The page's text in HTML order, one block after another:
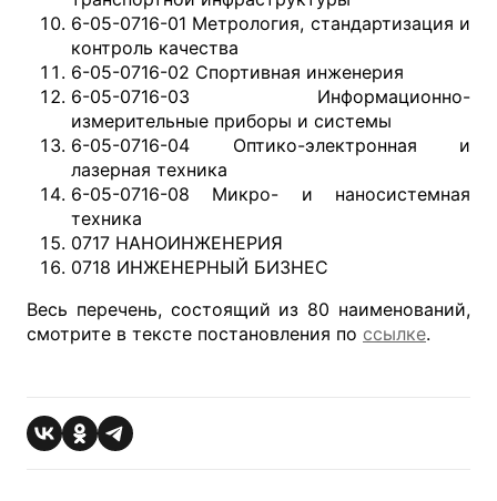
6-05-0716-01 Метрология, стандартизация и
контроль качества
6-05-0716-02 Спортивная инженерия
6-05-0716-03 Информационно-
измерительные приборы и системы
6-05-0716-04 Оптико-электронная и
лазерная техника
6-05-0716-08 Микро- и наносистемная
техника
0717 НАНОИНЖЕНЕРИЯ
0718 ИНЖЕНЕРНЫЙ БИЗНЕС
Весь перечень, состоящий из 80 наименований,
смотрите в тексте постановления по ссылке.